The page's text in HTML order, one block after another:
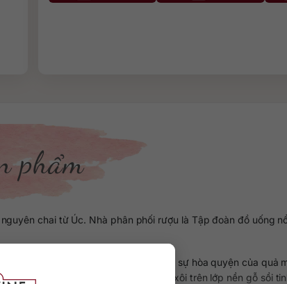
phẩm
chai từ Úc. Nhà phân phối rượu là Tập đoàn đồ uống
thu hút mọi ánh nhìn. Mũi ngập tràn sự hòa quyện của quả
phú với dấu ấn của anh đào, mâm xôi trên lớp nền gỗ sồi